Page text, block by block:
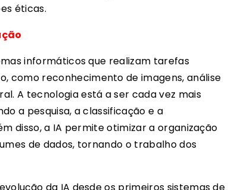
éticas.
informáticos que realizam tarefas
como reconhecimento de imagens, análise
A tecnologia está a ser cada vez mais
a pesquisa, a classificação e a
disso, a IA permite otimizar a organização
de dados, tornando o trabalho dos